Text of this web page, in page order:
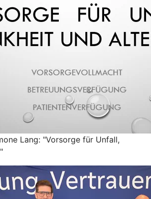
Lang: "Vorsorge für Unfall,